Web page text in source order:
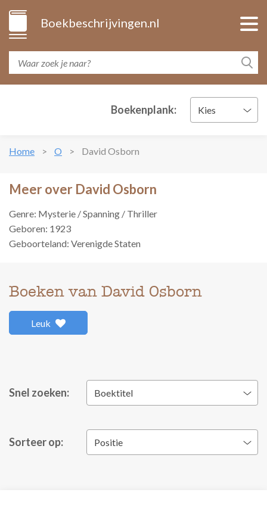
Boekbeschrijvingen.nl
Boekenplank: Kies
Home O David Osborn
Meer over David Osborn
Genre: Mysterie / Spanning / Thriller
Geboren: 1923
Geboorteland: Verenigde Staten
Boeken van David Osborn
Leuk
Snel zoeken: Boektitel
Sorteer op: Positie